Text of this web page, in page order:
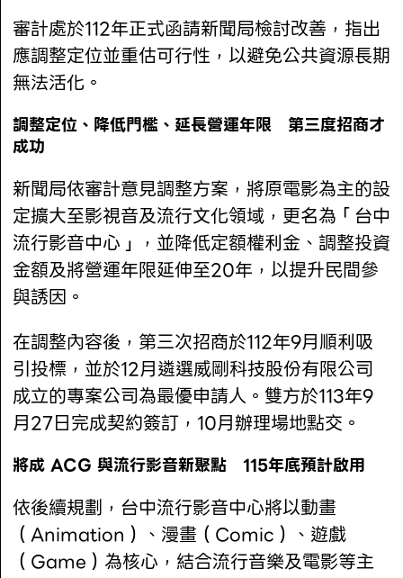
審計處於112年正式函請新聞局檢討改善，指出
應調整定位並重估可行性，以避免公共資源長期
無法活化。
調整定位、降低門檻、延長營運年限 第三度招商才
成功
新聞局依審計意見調整方案，將原電影為主的設
定擴大至影視音及流行文化領域，更名為「台中
流行影音中心」，並降低定額權利金、調整投資
金額及將營運年限延伸至20年，以提升民間參
與誘因。
在調整內容後，第三次招商於112年9月順利吸
引投標，並於12月遴選威剛科技股份有限公司
成立的專案公司為最優申請人。雙方於113年9
月27日完成契約簽訂，10月辦理場地點交。
將成 ACG 與流行影音新聚點 115年底預計啟用
依後續規劃，台中流行影音中心將以動畫
（Animation）、漫畫（Comic）、遊戲
（Game）為核心，結合流行音樂及電影等主